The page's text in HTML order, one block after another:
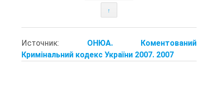
↑
Источник: ОНЮА. Коментований
Кримінальний кодекс України 2007. 2007